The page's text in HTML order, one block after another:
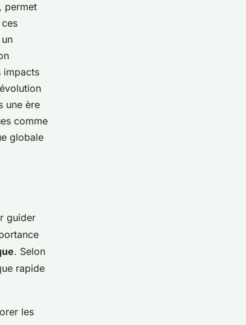
permet
impacts
une ère
comme
globale
guider
. Selon
rapide
les